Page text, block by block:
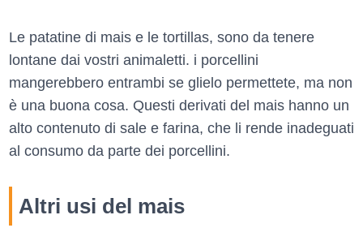
Le patatine di mais e le tortillas, sono da tenere
lontane dai vostri animaletti. i porcellini
mangerebbero entrambi se glielo permettete, ma non
è una buona cosa. Questi derivati del mais hanno un
alto contenuto di sale e farina, che li rende inadeguati
al consumo da parte dei porcellini.
Altri usi del mais